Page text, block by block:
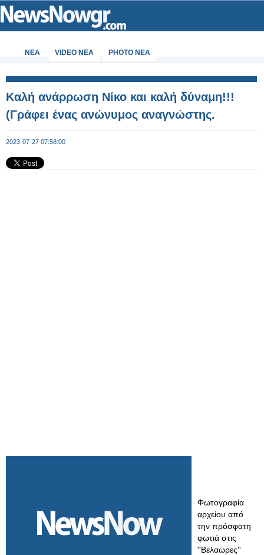
ΝΕΑ VIDEO NEA PHOTO NEA
Καλή ανάρρωση Νίκο και καλή δύναμη!!!
(Γράφει ένας ανώνυμος αναγνώστης.
2023-07-27 07:58:00
Φωτογραφία
αρχείου από
την πρόσφατη
φωτιά στις
''Βελαώρες''